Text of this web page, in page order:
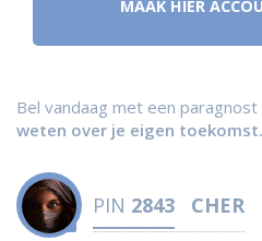
MAAK HIER
Bel vandaag met een paragnost
weten over je eigen toekomst.
PIN 2843 CHER